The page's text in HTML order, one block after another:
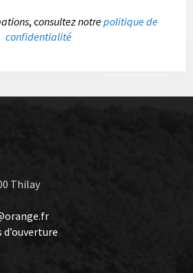
, consultez notrepolitique de
confidentialité
Thilay